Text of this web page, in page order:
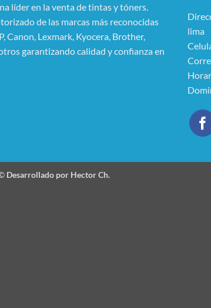
líder en la venta de tintas y tóners.
de las marcas más reconocidas
Canon, Lexmark, Kyocera, Brother,
garantizando calidad y confianza en
lima
Desarrollado por Hector Ch.